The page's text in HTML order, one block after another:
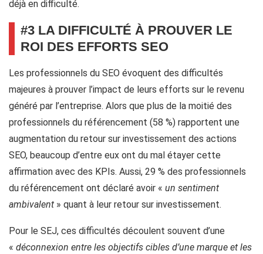
déjà en difficulté.
#3 LA DIFFICULTÉ À PROUVER LE
ROI DES EFFORTS SEO
Les professionnels du SEO évoquent des difficultés
majeures à prouver l’impact de leurs efforts sur le revenu
généré par l’entreprise. Alors que plus de la moitié des
professionnels du référencement (58 %) rapportent une
augmentation du retour sur investissement des actions
SEO, beaucoup d’entre eux ont du mal étayer cette
affirmation avec des KPIs. Aussi, 29 % des professionnels
du référencement ont déclaré avoir « un sentiment
ambivalent » quant à leur retour sur investissement.
Pour le SEJ, ces difficultés découlent souvent d’une
« déconnexion entre les objectifs cibles d’une marque et les